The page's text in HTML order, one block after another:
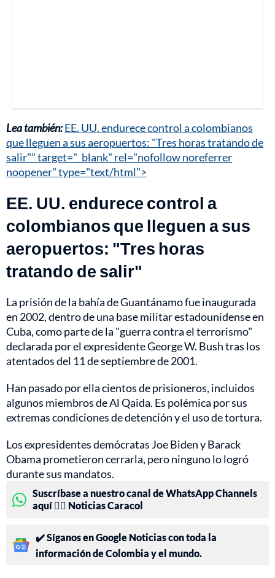
Lea también:EE. UU. endurece control a colombianos
que lleguen a sus aeropuertos: "Tres horas tratando de
salir"" target="_blank" rel="nofollow noreferrer
noopener" type="text/html">
EE. UU. endurece control a
colombianos que lleguen a sus
aeropuertos: "Tres horas
tratando de salir"
La prisión de la bahía de Guantánamo fue inaugurada
en 2002, dentro de una base militar estadounidense en
Cuba, como parte de la "guerra contra el terrorismo"
declarada por el expresidente George W. Bush tras los
atentados del 11 de septiembre de 2001.
Han pasado por ella cientos de prisioneros, incluidos
algunos miembros de Al Qaida. Es polémica por sus
extremas condiciones de detención y el uso de tortura.
Los expresidentes demócratas Joe Biden y Barack
Obama prometieron cerrarla, pero ninguno lo logró
durante sus mandatos.
Suscríbase a nuestro canal de WhatsApp Channels
aquí 👉🏻 Noticias Caracol
✔️ Síganos en Google Noticias con toda la
información de Colombia y el mundo.